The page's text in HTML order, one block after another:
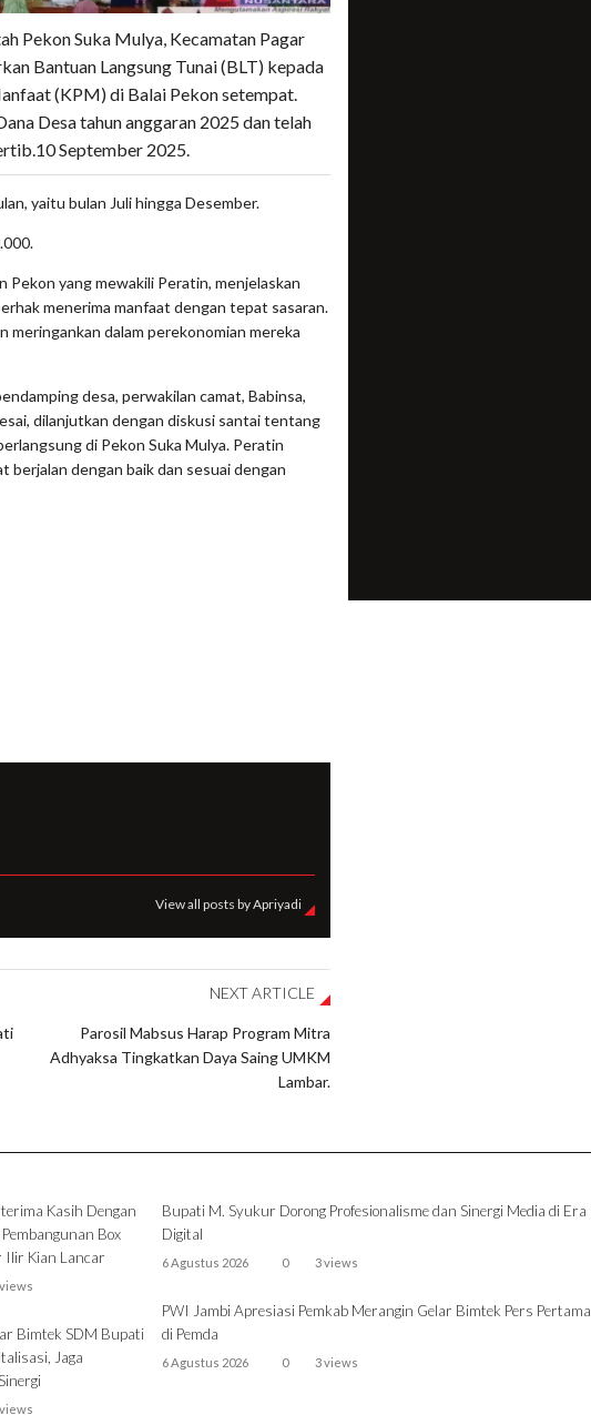
Pekon Suka Mulya, Kecamatan Pagar
Bantuan Langsung Tunai (BLT) kepada
(KPM) di Balai Pekon setempat.
Desa tahun anggaran 2025 dan telah
September 2025.
yaitu bulan Juli hingga Desember.
Pekon yang mewakili Peratin, menjelaskan
menerima manfaat dengan tepat sasaran.
dalam perekonomian mereka
desa, perwakilan camat, Babinsa,
dilanjutkan dengan diskusi santai tentang
di Pekon Suka Mulya. Peratin
dengan baik dan sesuai dengan
View all posts by Apriyadi
NEXT ARTICLE
Parosil Mabsus Harap Program Mitra
Adhyaksa Tingkatkan Daya Saing UMKM
Lambar.
Kasih Dengan
Box
Ilir Kian Lancar
Bimtek SDM Bupati
Jaga
Bupati M. Syukur Dorong Profesionalisme dan Sinergi Media di Era
Digital
6 Agustus 2026 0 3 views
PWI Jambi Apresiasi Pemkab Merangin Gelar Bimtek Pers Pertama
di Pemda
6 Agustus 2026 0 3 views